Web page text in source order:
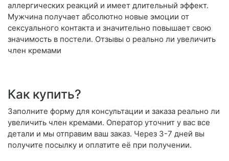
аллергических реакций и имеет длительный эффект.
Мужчина получает абсолютно новые эмоции от
сексуального контакта и значительно повышает свою
значимость в постели. Отзывы о реально ли увеличить
член кремами
Как купить?
Заполните форму для консультации и заказа реально ли
увеличить член кремами. Оператор уточнит у вас все
детали и мы отправим ваш заказ. Через 3-7 дней вы
получите посылку и оплатите её при получении.